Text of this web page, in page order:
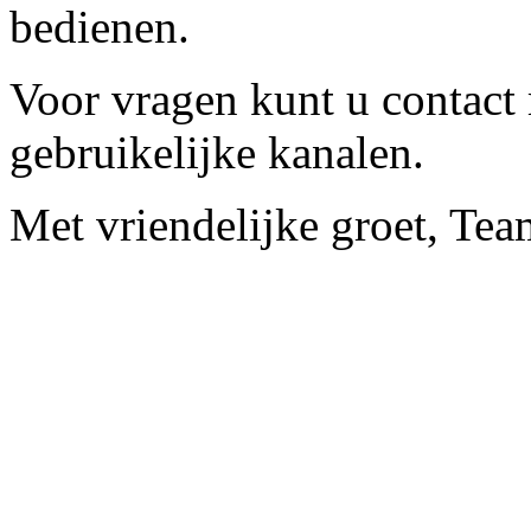
bedienen.
Voor vragen kunt u contact
gebruikelijke kanalen.
Met vriendelijke groet,